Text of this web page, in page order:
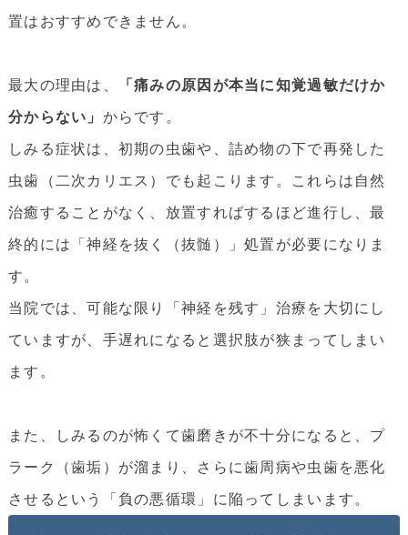
置はおすすめできません。
最大の理由は、 「痛みの原因が本当に知覚過敏だけか
分からない」 からです。
しみる症状は、初期の虫歯や、詰め物の下で再発した
虫歯（二次カリエス）でも起こります。これらは自然
治癒することがなく、放置すればするほど進行し、最
終的には「神経を抜く（抜髄）」処置が必要になりま
す。
当院では、可能な限り「神経を残す」治療を大切にし
ていますが、手遅れになると選択肢が狭まってしまい
ます。
また、しみるのが怖くて歯磨きが不十分になると、プ
ラーク（歯垢）が溜まり、さらに歯周病や虫歯を悪化
させるという「負の悪循環」に陥ってしまいます。